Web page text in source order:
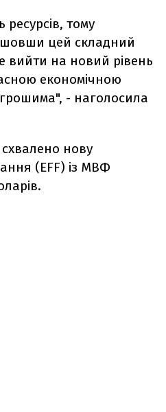
тому
цей складний
вийти на новий рівень
економічною
- наголосила
нову
(EFF) із МВФ